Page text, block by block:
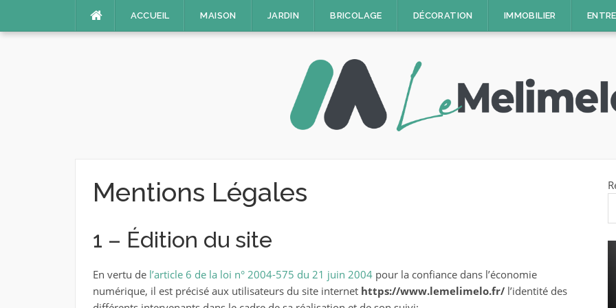
ACCUEIL MAISON JARDIN BRICOLAGE DÉCORATION IMMOBILIER
Mentions Légales
1 – Édition du site
En vertu de l’article 6 de la loi n° 2004-575 du 21 juin 2004pour la confiance dans l’économie
numérique, il est précisé aux utilisateurs du site internet https://www.lemelimelo.fr/l’identité des
DÉCORATION
5 astuces pour bien